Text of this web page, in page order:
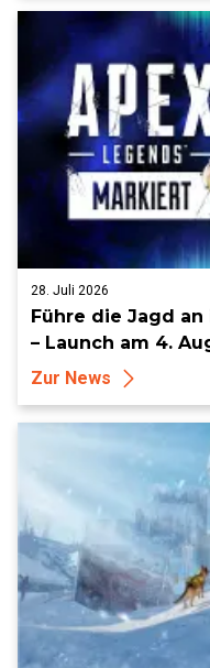
28. Juli 2026
Führe die Jagd
– Launch am 4.
Zur News